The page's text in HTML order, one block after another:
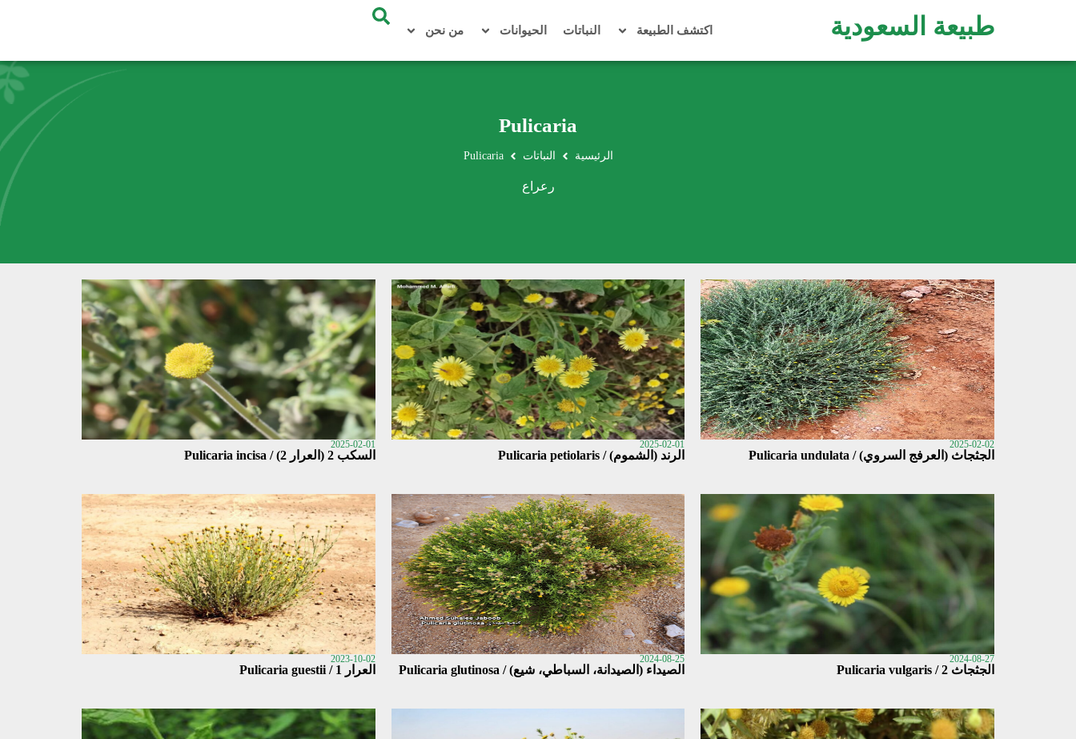
طبيعة السعودية اكتشف الطبيعة النباتات الحيوانات من نحن
Pulicaria
الرئيسية النباتات Pulicaria
رعراع
2025-02-02
الجثجاث (العرفج السروي) / Pulicaria undulata
2025-02-01
الرند (الشموم) / Pulicaria petiolaris
2025-02-01
السكب 2 (العرار 2) / Pulicaria incisa
2024-08-27
الجثجاث 2 / Pulicaria vulgaris
2024-08-25
الصيداء (الصيدانة، السباطي، شيع) / Pulicaria glutinosa
2023-10-02
العرار 1 / Pulicaria guestii